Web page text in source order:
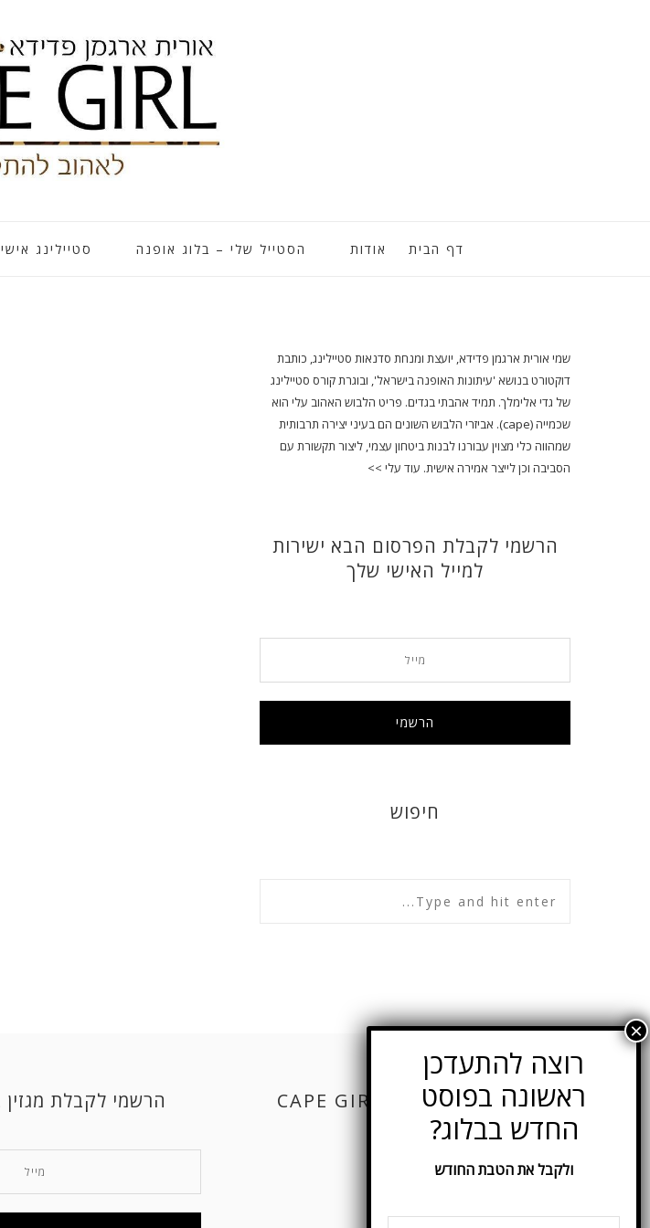
דף הבית אודות הסטייל שלי – בלוג אופנה סטיילינג אישי
שמי אורית ארגמן פדידא, יועצת ומנחת סדנאות סטיילינג, כותבת
דוקטורט בנושא 'עיתונות האופנה בישראל', ובוגרת קורס סטיילינג
של גדי אלימלך. תמיד אהבתי בגדים. פריט הלבוש האהוב עלי הוא
שכמייה (cape). אביזרי הלבוש השונים הם בעיני יצירה תרבותית
שמהווה כלי מצוין עבורנו לבנות ביטחון עצמי, ליצור תקשורת עם
הסביבה וכן לייצר אמירה אישית. עוד עלי >>
הרשמי לקבלת הפרסום הבא ישירות
למייל האישי שלך
חיפוש
הרשמי לקבלת מגזין CAPE GIRL CAPE GIRL ON FACEBOOK
ולקבל את הטבת החודש